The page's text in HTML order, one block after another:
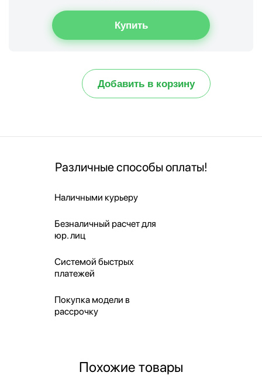
Добавить в корзину
Различные способы оплаты!
Наличными курьеру
Безналичный расчет для
юр. лиц
Системой быстрых
платежей
Покупка модели в
рассрочку
Похожие товары